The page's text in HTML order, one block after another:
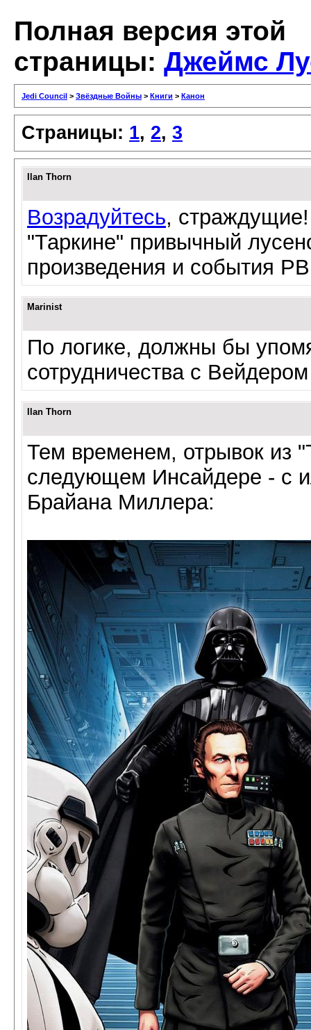
Полная версия этой
страницы: Джеймс
Jedi Council > Звёздные Войны > Книги > Канон
Страницы: 1, 2, 3
Ilan Thorn
Возрадуйтесь,
"Таркине" привычный
произведения и события
Marinist
По логике, должны бы
сотрудничества с
Ilan Thorn
Тем временем, отрывок из
следующем Инсайдере - с
Брайана Миллера: